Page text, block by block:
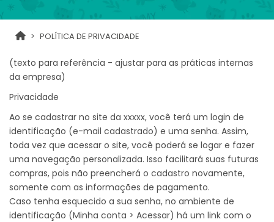
POLÍTICA DE PRIVACIDADE
(texto para referência - ajustar para as práticas internas
da empresa)
Privacidade
Ao se cadastrar no site da xxxxx, você terá um login de
identificação (e-mail cadastrado) e uma senha. Assim,
toda vez que acessar o site, você poderá se logar e fazer
uma navegação personalizada. Isso facilitará suas futuras
compras, pois não preencherá o cadastro novamente,
somente com as informações de pagamento.
Caso tenha esquecido a sua senha, no ambiente de
identificação (Minha conta > Acessar) há um link com o